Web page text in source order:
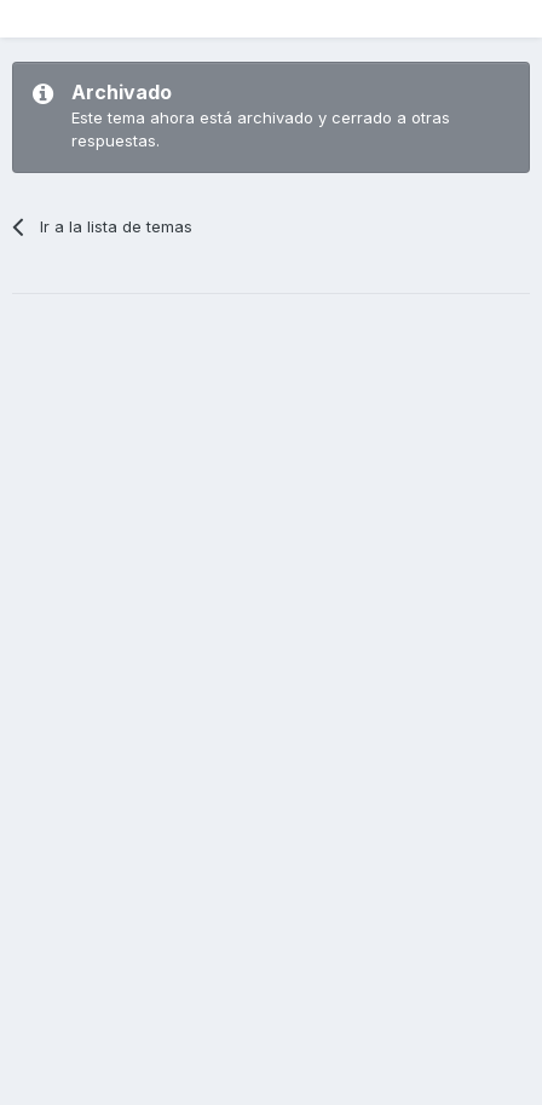
Archivado
Este tema ahora está archivado y cerrado a otras
respuestas.
Ir a la lista de temas